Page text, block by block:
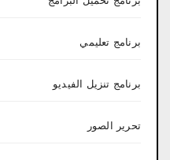
برنامج تعليمي
برنامج تنزيل الفيديو
تحرير الصور